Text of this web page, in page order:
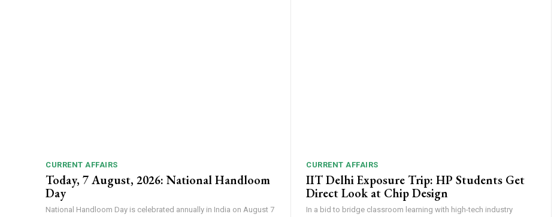
CURRENT AFFAIRS
Today, 7 August, 2026: National Handloom
Day
National Handloom Day is celebrated annually in India on August 7
CURRENT AFFAIRS
IIT Delhi Exposure Trip: HP Students Get
Direct Look at Chip Design
In a bid to bridge classroom learning with high-tech industry